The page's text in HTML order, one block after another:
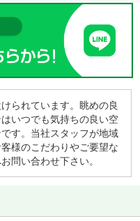
られています。眺めの良
いつでも気持ちの良い空
す。当社スタッフが地域
様のこだわりやご要望な
問い合わせ下さい。